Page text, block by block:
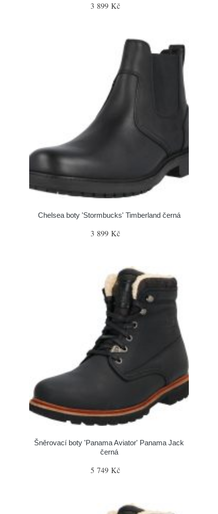
3 899 Kč
Chelsea boty 'Stormbucks' Timberland černá
3 899 Kč
Šněrovací boty 'Panama Aviator' Panama Jack
černá
5 749 Kč